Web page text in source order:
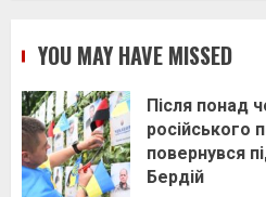
YOU MAY HAVE MISSED
Після понад
російського
повернувся
Бердій